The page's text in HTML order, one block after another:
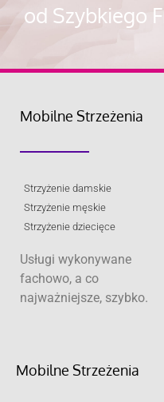
od Szybkiego
Mobilne Strzeżenia
Strzyżenie damskie
Strzyżenie męskie
Strzyżenie dziecięce
Usługi wykonywane
fachowo, a co
najważniejsze, szybko.
Mobilne Strzeżenia